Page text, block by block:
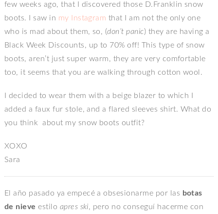
few weeks ago, that I discovered those D.Franklin snow
boots. I saw in my Instagram that I am not the only one
who is mad about them, so, (don’t panic) they are having a
Black Week Discounts, up to 70% off! This type of snow
boots, aren’t just super warm, they are very comfortable
too, it seems that you are walking through cotton wool.
I decided to wear them with a beige blazer to which I
added a faux fur stole, and a flared sleeves shirt. What do
you think about my snow boots outfit?
XOXO
Sara
El año pasado ya empecé a obsesionarme por las botas
de nieve estilo apres ski, pero no conseguí hacerme con